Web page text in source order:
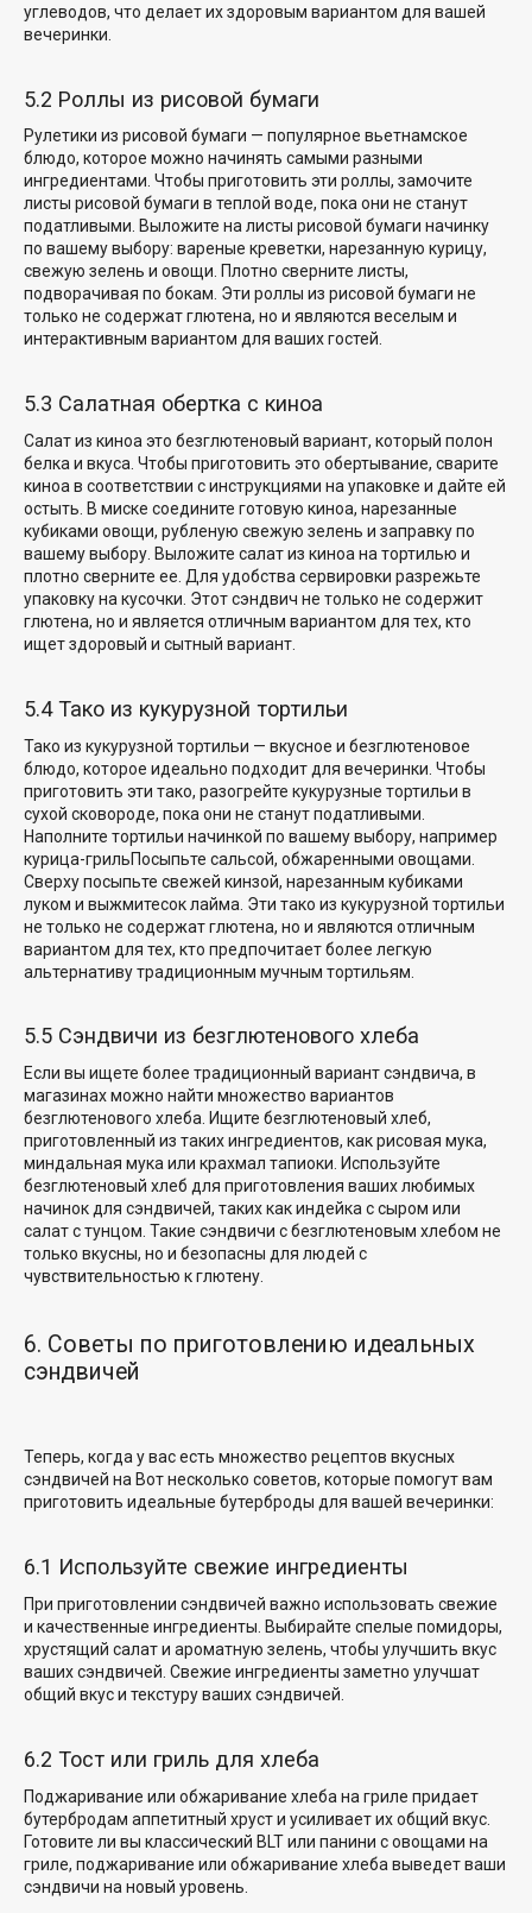
углеводов, что делает их здоровым вариантом для вашей
вечеринки.
5.2 Роллы из рисовой бумаги
Рулетики из рисовой бумаги — популярное вьетнамское
блюдо, которое можно начинять самыми разными
ингредиентами. Чтобы приготовить эти роллы, замочите
листы рисовой бумаги в теплой воде, пока они не станут
податливыми. Выложите на листы рисовой бумаги начинку
по вашему выбору: вареные креветки, нарезанную курицу,
свежую зелень и овощи. Плотно сверните листы,
подворачивая по бокам. Эти роллы из рисовой бумаги не
только не содержат глютена, но и являются веселым и
интерактивным вариантом для ваших гостей.
5.3 Салатная обертка с киноа
Салат из киноа это безглютеновый вариант, который полон
белка и вкуса. Чтобы приготовить это обертывание, сварите
киноа в соответствии с инструкциями на упаковке и дайте ей
остыть. В миске соедините готовую киноа, нарезанные
кубиками овощи, рубленую свежую зелень и заправку по
вашему выбору. Выложите салат из киноа на тортилью и
плотно сверните ее. Для удобства сервировки разрежьте
упаковку на кусочки. Этот сэндвич не только не содержит
глютена, но и является отличным вариантом для тех, кто
ищет здоровый и сытный вариант.
5.4 Тако из кукурузной тортильи
Тако из кукурузной тортильи — вкусное и безглютеновое
блюдо, которое идеально подходит для вечеринки. Чтобы
приготовить эти тако, разогрейте кукурузные тортильи в
сухой сковороде, пока они не станут податливыми.
Наполните тортильи начинкой по вашему выбору, например
курица-грильПосыпьте сальсой, обжаренными овощами.
Сверху посыпьте свежей кинзой, нарезанным кубиками
луком и выжмитесок лайма . Эти тако из кукурузной тортильи
не только не содержат глютена, но и являются отличным
вариантом для тех, кто предпочитает более легкую
альтернативу традиционным мучным тортильям.
5.5 Сэндвичи из безглютенового хлеба
Если вы ищете более традиционный вариант сэндвича, в
магазинах можно найти множество вариантов
безглютенового хлеба. Ищите безглютеновый хлеб,
приготовленный из таких ингредиентов, как рисовая мука,
миндальная мука или крахмал тапиоки. Используйте
безглютеновый хлеб для приготовления ваших любимых
начинок для сэндвичей, таких как индейка с сыром или
салат с тунцом. Такие сэндвичи с безглютеновым хлебом не
только вкусны, но и безопасны для людей с
чувствительностью к глютену.
6. Советы по приготовлению идеальных
сэндвичей
Теперь, когда у вас есть множество рецептов вкусных
сэндвичей на Вот несколько советов, которые помогут вам
приготовить идеальные бутерброды для вашей вечеринки:
6.1 Используйте свежие ингредиенты
При приготовлении сэндвичей важно использовать свежие
и качественные ингредиенты. Выбирайте спелые помидоры,
хрустящий салат и ароматную зелень, чтобы улучшить вкус
ваших сэндвичей. Свежие ингредиенты заметно улучшат
общий вкус и текстуру ваших сэндвичей.
6.2 Тост или гриль для хлеба
Поджаривание или обжаривание хлеба на гриле придает
бутербродам аппетитный хруст и усиливает их общий вкус.
Готовите ли вы классический BLT или панини с овощами на
гриле, поджаривание или обжаривание хлеба выведет ваши
сэндвичи на новый уровень.